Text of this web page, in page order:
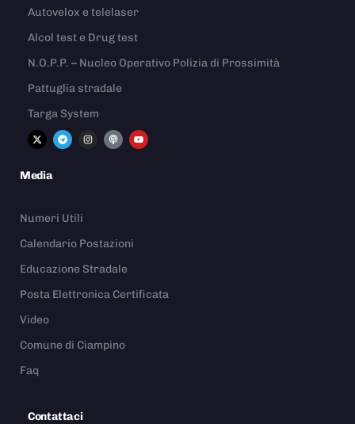
Autovelox e telelaser
Alcol test e Drug test
N.O.P.P. – Nucleo Operativo Polizia di Prossimità
Pattuglia stradale
Targa System
Media
Numeri Utili
Calendario Postazioni
Educazione Stradale
Posta Elettronica Certificata
Video
Comune di Ciampino
Faq
Contattaci